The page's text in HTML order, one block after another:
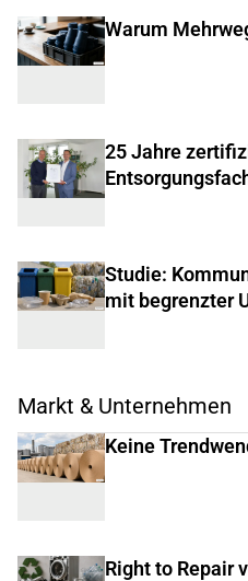
Warum
25 Jahre
Studie:
mit begrenzter
Markt & Unternehmen
Keine
Right to Repair